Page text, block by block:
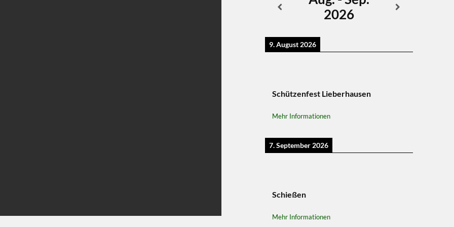
2026
9. August 2026
Schützenfest Lieberhausen
Mehr Informationen
7. September 2026
Schießen
Mehr Informationen